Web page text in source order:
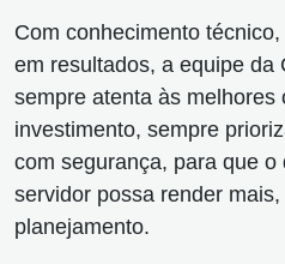
Com conhecimento
em resultados, a equipe da
sempre atenta às melhores
investimento, sempre
com segurança, para que
servidor possa render
planejamento.